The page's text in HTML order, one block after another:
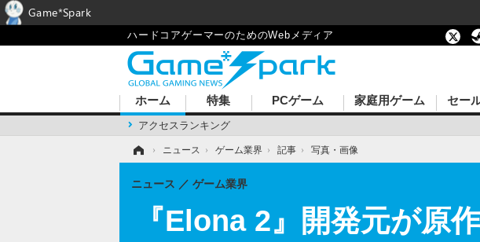
ハードコアゲーマーのためのWebメディア
ホーム
アクセスランキング
特集 PCゲーム 家庭用ゲーム セー
› ニュース › ゲーム業界 › 記事 › 写真・画像
『Elona 2』開発元が原
ニュース ゲーム業界
Game*Spark